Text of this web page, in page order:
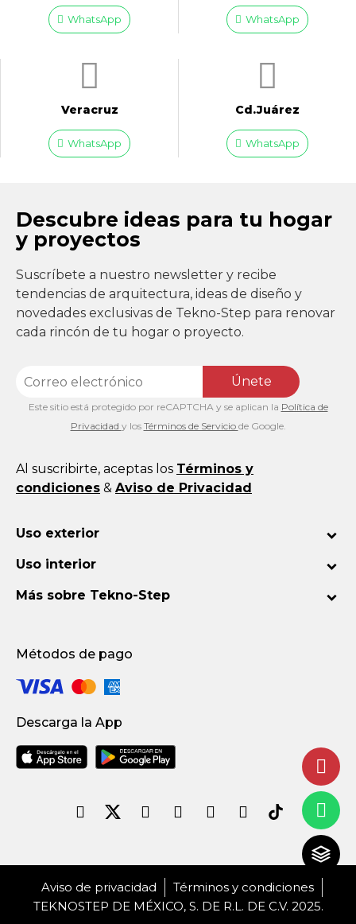
WhatsApp WhatsApp
Veracruz
WhatsApp
Cd.Juárez
WhatsApp
Descubre ideas para tu hogar
y proyectos
Suscríbete a nuestro newsletter y recibe
tendencias de arquitectura, ideas de diseño y
novedades exclusivas de Tekno-Step para renovar
cada rincón de tu hogar o proyecto.
Únete
Este sitio está protegido por reCAPTCHA y se aplican la Política de
Privacidad y los Términos de Servicio de Google.
Al suscribirte, aceptas los Términos y
condiciones & Aviso de Privacidad
Uso exterior
Uso interior
Más sobre Tekno-Step
Métodos de pago
Descarga la App
Aviso de privacidad
Términos y condiciones
TEKNOSTEP DE MÉXICO, S. DE R.L. DE C.V. 2025.